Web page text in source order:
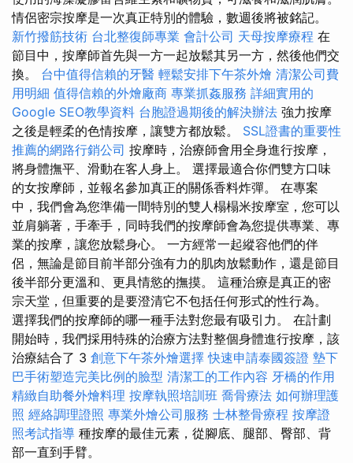
情侶密宗按摩是一次真正特別的體驗，數週後將被銘記。
新竹撥筋技術 台北整復師專業 會計公司 天母按摩療程 在
節目中，按摩師首先與一方一起放鬆其另一方，然後他們交
換。 台中值得信賴的牙醫 輕鬆安排下午茶外燴 清潔公司費
用明細 值得信賴的外燴廠商 專業抓姦服務 詳細實用的
Google SEO教學資料 台胞證過期後的解決辦法 強力按摩
之後是輕柔的色情按摩，讓雙方都放鬆。 SSL證書的重要性
推薦的網路行銷公司 按摩時，治療師會用全身進行按摩，
將身體撫平、滑動在客人身上。 選擇最適合你們雙方口味
的女按摩師，並報名參加真正的關係香料炸彈。 在專案
中，我們會為您準備一間特別的雙人榻榻米按摩室，您可以
並肩躺著，手牽手，同時我們的按摩師會為您提供專業、專
業的按摩，讓您放鬆身心。 一方經常一起縱容他們的伴
侶，無論是節目前半部分強有力的肌肉放鬆動作，還是節目
後半部分更溫和、更具情慾的撫摸。 這種治療是真正的密
宗天堂，但重要的是要澄清它不包括任何形式的性行為。
選擇我們的按摩師的哪一種手法對您最有吸引力。 在計劃
開始時，我們採用特殊的治療方法對整個身體進行按摩，該
治療結合了 3 創意下午茶外燴選擇 快速申請泰國簽證 墊下
巴手術塑造完美比例的臉型 清潔工的工作內容 牙橋的作用
精緻自助餐外燴料理 按摩執照培訓班 喬骨療法 如何辦理護
照 經絡調理證照 專業外燴公司服務 士林整骨療程 按摩證
照考試指導 種按摩的最佳元素，從腳底、腿部、臀部、背
部一直到手臂。